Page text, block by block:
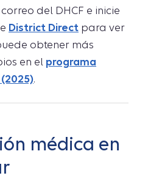
del DHCF e inicie
District Direct para ver
obtener más
en el programa
.
médica en